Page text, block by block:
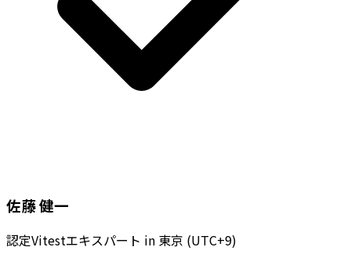
佐藤 健一
認定Vitestエキスパート in 東京 (UTC+9)